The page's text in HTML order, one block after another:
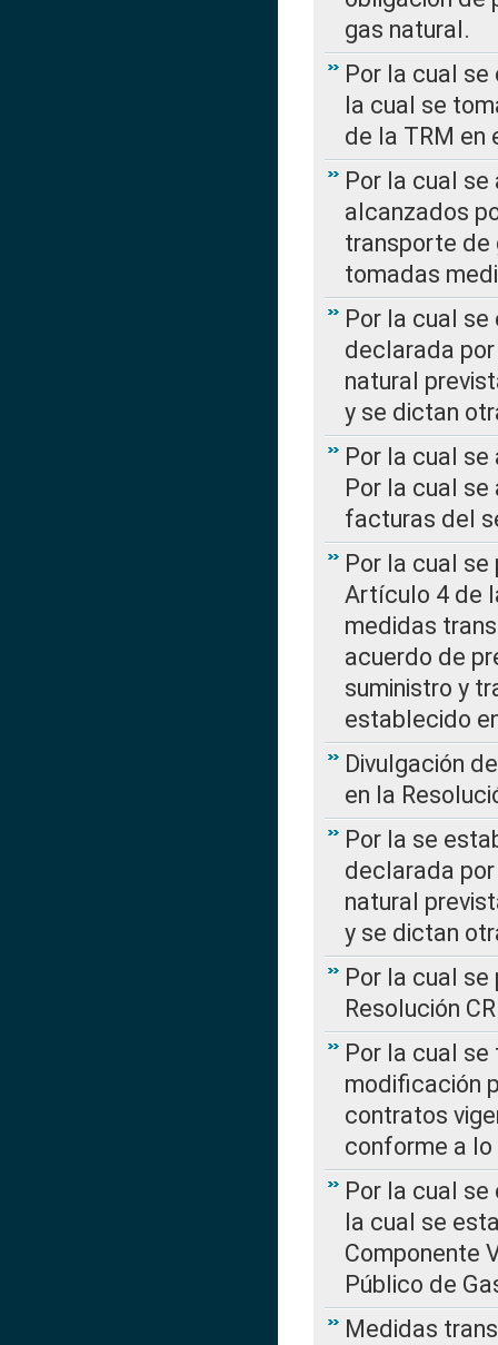
gas natural.
Por la cual se
la cual se
de la TRM en
Por la cual
alcanzados
transporte de
tomadas
Por la cual
declarada
natural
y se dictan
Por la cual se
Por la cual
facturas del
Por la cual
Artículo 4 de
medidas
acuerdo de
suministro y
establecido
Divulgación
en la
Por la se
declarada
natural
y se dictan
Por la cual
Resolución
Por la cual
modificación
contratos
conforme a lo
Por la cual se
la cual se
Componente
Público de
Medidas